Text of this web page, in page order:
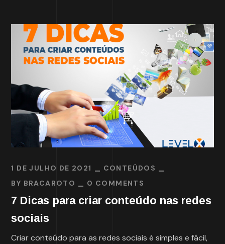
1 DE JULHO DE 2021
CONTEÚDOS
BY BRACAROTO 0 COMMENTS
7 Dicas para criar conteúdo nas redes
sociais
Criar conteúdo para as redes sociais é simples e fácil,